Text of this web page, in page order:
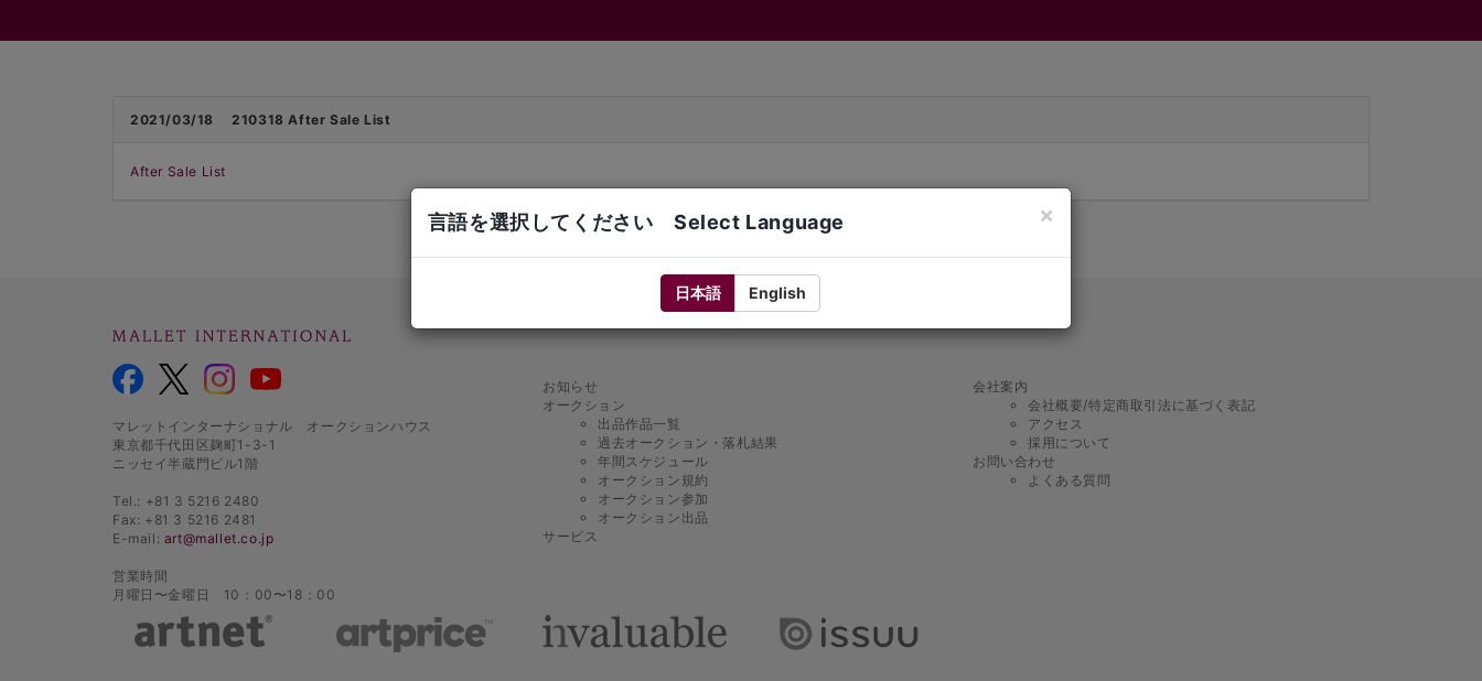
2021/03/18 210318 After Sale List
After Sale List
マレットインターナショナル オークションハウス
東京都千代田区麹町1-3-1
ニッセイ半蔵門ビル1階
Tel.: +81 3 5216 2480
Fax: +81 3 5216 2481
E-mail: art@mallet.co.jp
営業時間
月曜日〜金曜日 10：00〜18：00
お知らせ
オークション
出品作品一覧
過去オークション・落札結果
年間スケジュール
オークション規約
オークション参加
オークション出品
サービス
会社案内
会社概要/特定商取引法に基づく表記
アクセス
採用について
お問い合わせ
よくある質問
言語を選択してください Select Language ×
日本語 English